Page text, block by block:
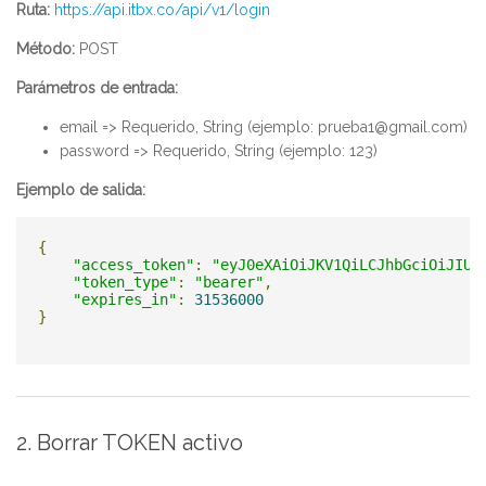
Ruta: https://api.itbx.co/api/v1/login
Método: POST
Parámetros de entrada:
email => Requerido, String (ejemplo: prueba1@gmail.com)
password => Requerido, String (ejemplo: 123)
Ejemplo de salida:
{
"access_token" :
"token_type" : "bearer" ,
"expires_in" :
31536000
}
2. Borrar TOKEN activo